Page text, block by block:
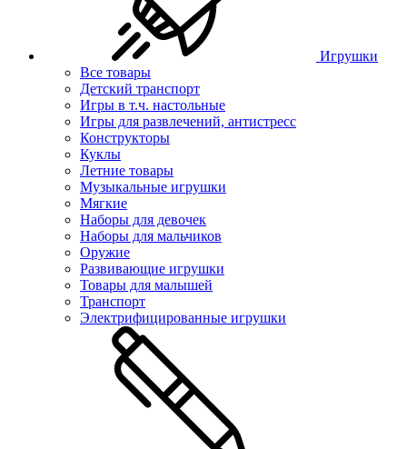
Игрушки
Все товары
Детский транспорт
Игры в т.ч. настольные
Игры для развлечений, антистресс
Конструкторы
Куклы
Летние товары
Музыкальные игрушки
Мягкие
Наборы для девочек
Наборы для мальчиков
Оружие
Развивающие игрушки
Товары для малышей
Транспорт
Электрифицированные игрушки